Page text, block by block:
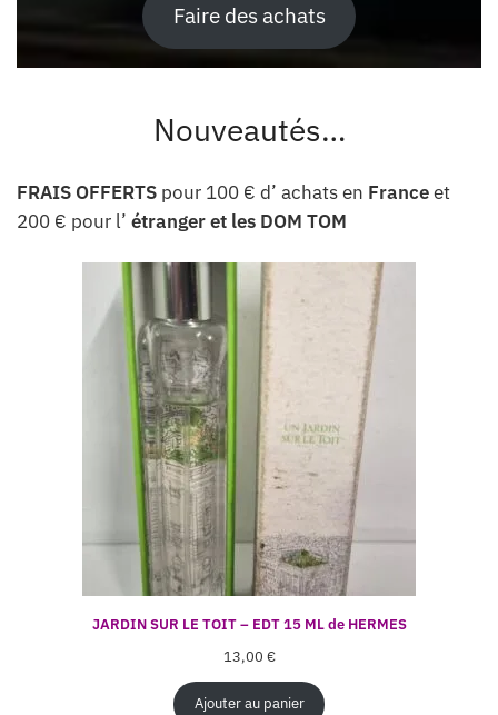
Faire des achats
Nouveautés…
FRAIS OFFERTS pour 100 € d’ achats en Franceet
200 € pour l’ étranger et les DOM TOM
JARDIN SUR LE TOIT – EDT 15 ML de HERMES
13,00 €
Ajouter au panier